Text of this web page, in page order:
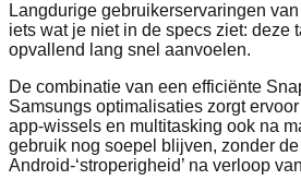
Langdurige gebruikerservaringen
iets wat je niet in de specs ziet: deze
opvallend lang snel aanvoelen.
De combinatie van een efficiënte
Samsungs optimalisaties zorgt
app‑wissels en multitasking ook na
gebruik nog soepel blijven, zonder
Android‑‘stroperigheid’ na verloop